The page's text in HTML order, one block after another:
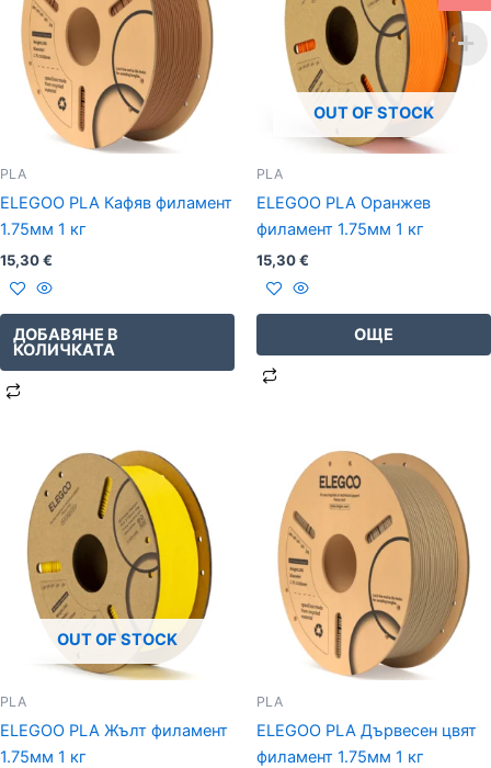
PLA
ELEGOO PLA Кафяв филамент
1.75мм 1 кг
15,30€
ДОБАВЯНЕ В
КОЛИЧКАТА
OUT OF STOCK
PLA
ELEGOO PLA Оранжев
филамент 1.75мм 1 кг
15,30€
ОЩЕ
OUT OF STOCK
PLA
ELEGOO PLA Жълт филамент
1.75мм 1 кг
PLA
ELEGOO PLA Дървесен цвят
филамент 1.75мм 1 кг